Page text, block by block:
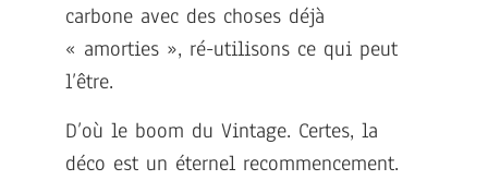
carbone avec des choses déjà
« amorties », ré-utilisons ce qui peut
l’être.
D’où le boom du Vintage. Certes, la
déco est un éternel recommencement.